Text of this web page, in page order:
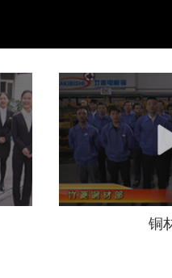
铜